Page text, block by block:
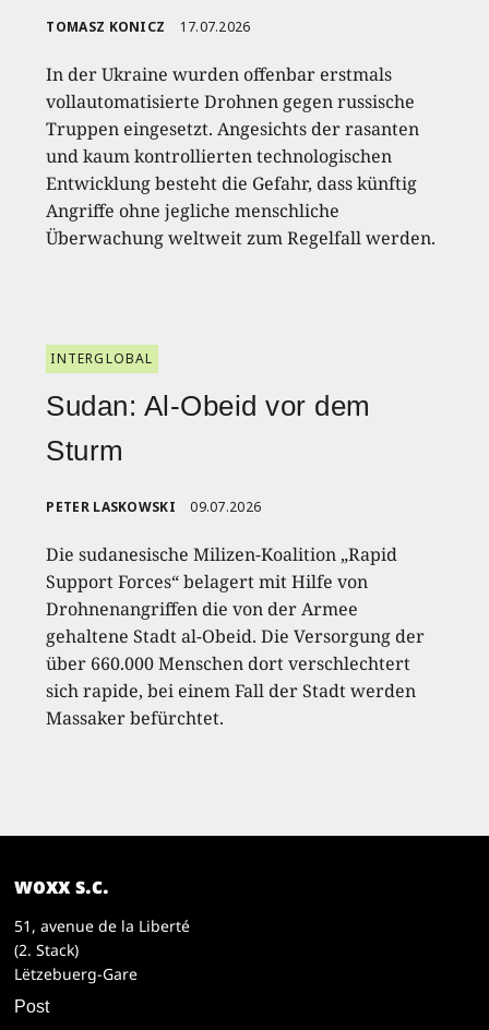
TOMASZ KONICZ 17.07.2026
In der Ukraine wurden offenbar erstmals
vollautomatisierte Drohnen gegen russische
Truppen eingesetzt. Angesichts der rasanten
und kaum kontrollierten technologischen
Entwicklung besteht die Gefahr, dass künftig
Angriffe ohne jegliche menschliche
Überwachung weltweit zum Regelfall werden.
INTERGLOBAL
Sudan: Al-Obeid vor dem
Sturm
PETER LASKOWSKI 09.07.2026
Die sudanesische Milizen-Koalition „Rapid
Support Forces“ belagert mit Hilfe von
Drohnenangriffen die von der Armee
gehaltene Stadt al-Obeid. Die Versorgung der
über 660.000 Menschen dort verschlechtert
sich rapide, bei einem Fall der Stadt werden
Massaker befürchtet.
woxx s.c.
51, avenue de la Liberté
(2. Stack)
Lëtzebuerg-Gare
Post